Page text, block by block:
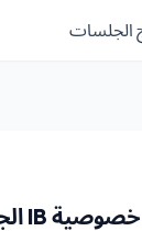
الجلسات